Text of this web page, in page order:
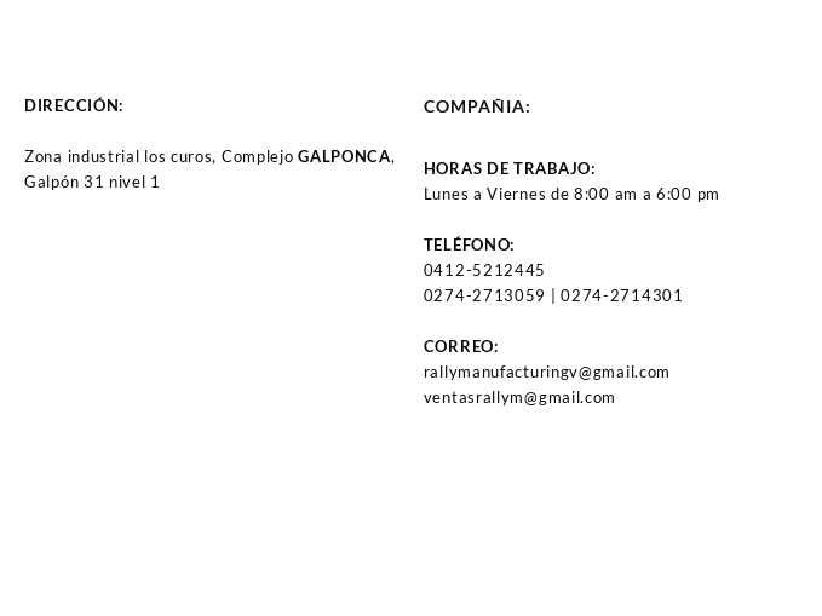
DIRECCIÓN:
Zona industrial los curos, ComplejoGALPONCA,
Galpón 31 nivel 1
COMPAÑIA:
HORAS DE TRABAJO:
Lunes a Viernes de 8:00 am a 6:00 pm
TELÉFONO:
0412-5212445
0274-2713059 | 0274-2714301
CORREO:
rallymanufacturingv@gmail.com
ventasrallym@gmail.com